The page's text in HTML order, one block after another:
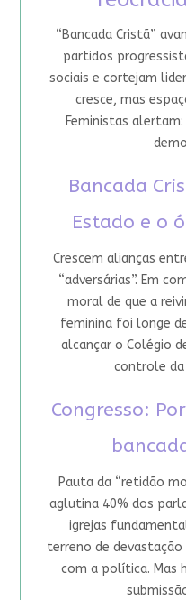
“Bancada Cristã”
partidos
sociais e cortejam
cresce, mas
Feministas
Bancada
Estado e o
Crescem alianças
“adversárias”. Em
moral de que a
feminina foi longe
alcançar o Colégio
controle
Congresso:
Pauta da “retidão
aglutina 40% dos
igrejas
terreno de
com a política. Mas